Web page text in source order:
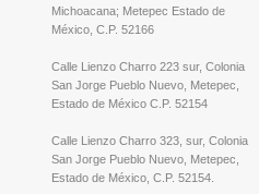
Michoacana; Metepec Estado de
México, C.P. 52166
Calle Lienzo Charro 223 sur, Colonia
San Jorge Pueblo Nuevo, Metepec,
Estado de México C.P. 52154
Calle Lienzo Charro 323, sur, Colonia
San Jorge Pueblo Nuevo, Metepec,
Estado de México, C.P. 52154.